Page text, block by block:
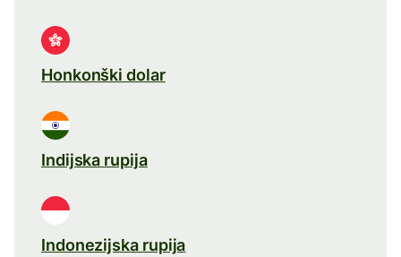
Honkonški dolar
Indijska rupija
Indonezijska rupija